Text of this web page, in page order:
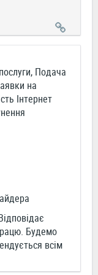
Подача
на
Інтернет
Будемо
всім